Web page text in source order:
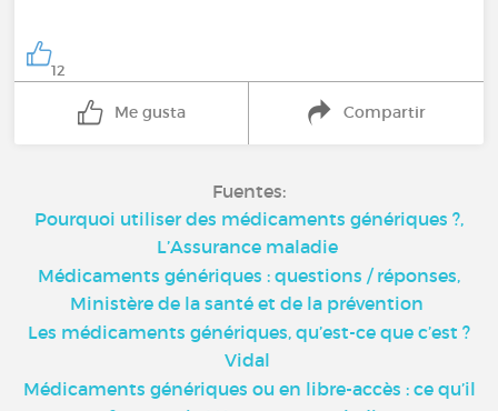
12
Me gusta Compartir
Fuentes:
Pourquoi utiliser des médicaments génériques ?,
L’Assurance maladie
Médicaments génériques : questions / réponses,
Ministère de la santé et de la prévention
Les médicaments génériques, qu’est-ce que c’est ?
Vidal
Médicaments génériques ou en libre-accès : ce qu’il